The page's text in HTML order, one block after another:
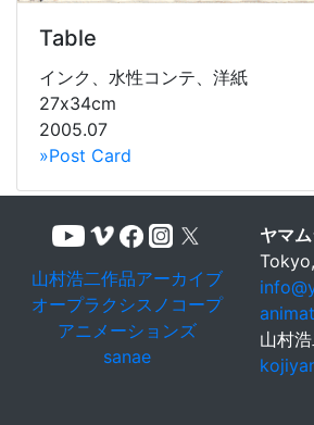
Table
インク、水性コンテ、洋紙
27x34cm
2005.07
»Post Card
山村浩二作品アーカイブ
オープラクシスノコープ
アニメーションズ
sanae
ヤマ
山村